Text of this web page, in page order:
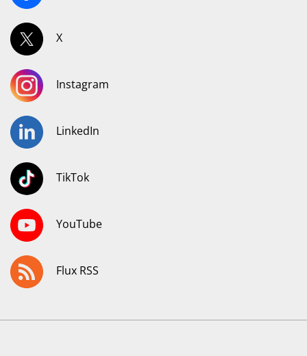
X
Instagram
LinkedIn
TikTok
YouTube
Flux RSS